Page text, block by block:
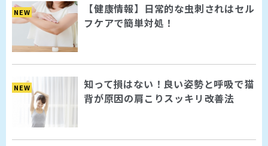
NEW
【健康情報】日常的な虫刺されはセル
フケアで簡単対処！
NEW
知って損はない！良い姿勢と呼吸で猫
背が原因の肩こりスッキリ改善法